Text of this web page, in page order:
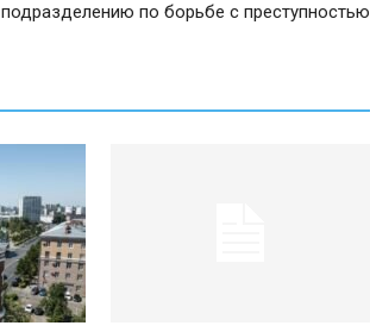
подразделению по борьбе с преступностью